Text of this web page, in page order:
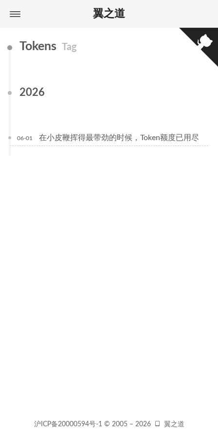
翼之道
Tokens Tag
2026
06-01 在小皮鞭挥得最带劲的时候，Token额度已用尽
沪ICP备20000594号-1 © 2005 – 2026 翼之道